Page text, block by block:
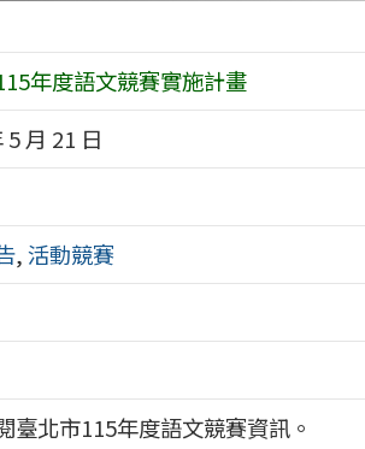
年度語文競賽實施計畫
5 月 21 日
,活動競賽
臺北市115年度語文競賽資訊。